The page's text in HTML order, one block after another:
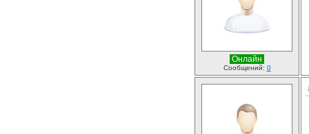
Онлайн
Сообщений: 0